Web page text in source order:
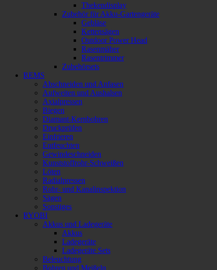
Thekendisplay
Zubehör für Akku-Gartengeräte
Gebläse
Kettensägen
Outdoor Power Head
Rasenmäher
Rasentrimmer
Zubehörsets
REMS
Abschneiden und Anfasen
Aufweiten und Aushalsen
Axialpressen
Biegen
Diamant-Kernbohren
Druckprüfen
Einfrieren
Entfeuchten
Gewindeschneiden
Kunststoffrohr-Schweißen
Löten
Radialpressen
Rohr- und Kanalinspektion
Sägen
Sonstiges
RYOBI
Akkus und Ladegeräte
Akkus
Ladegeräte
Ladegeräte Sets
Beleuchtung
Bohren und Meißeln